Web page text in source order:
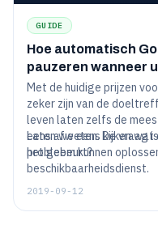
GUIDE
Hoe automatisch
pauzeren wanneer
Met de huidige prijzen
zeker zijn van de
leven laten zelfs de
eens afweten. De vraag
het gebeurt?
Laten we eens kijken wat
probleem kunnen
beschikbaarheidsdienst.
2019-09-12